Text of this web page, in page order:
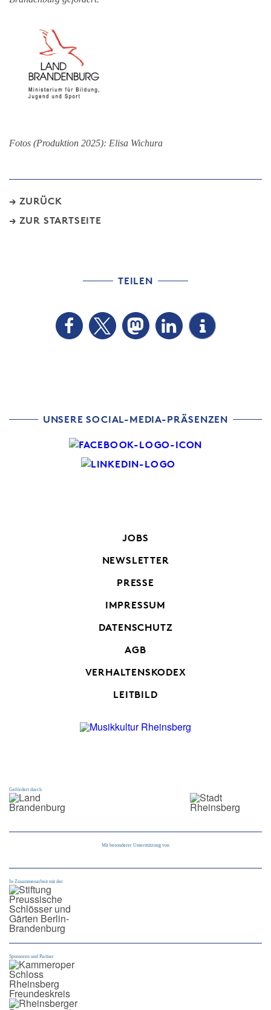
Fotos (Produktion 2025): Elisa Wichura
ZURÜCK
ZUR STARTSEITE
TEILEN
UNSERE SOCIAL-MEDIA-PRÄSENZEN
JOBS
NEWSLETTER
PRESSE
IMPRESSUM
DATENSCHUTZ
AGB
VERHALTENSKODEX
LEITBILD
Gefördert durch
Mit besonderer Unterstützung von
In Zusammenarbeit mit der
Sponsoren und Partner